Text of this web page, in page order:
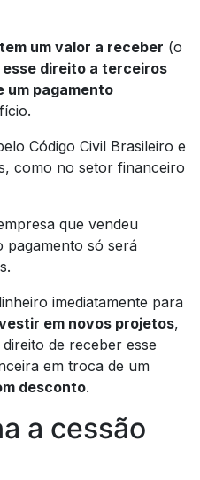
um valor a receber (o
direito a terceiros
um pagamento
Código Civil Brasileiro e
como no setor financeiro
que vendeu
pagamento só será
imediatamente para
em novos projetos,
de receber esse
em troca de um
desconto.
a cessão